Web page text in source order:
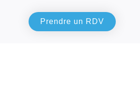
Prendre un RDV